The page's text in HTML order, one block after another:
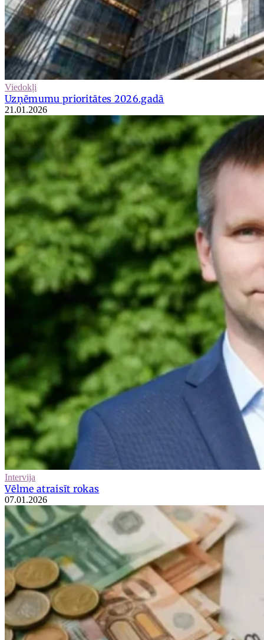
Viedokļi
Uzņēmumu prioritātes 2026.gadā
21.01.2026
Intervija
Vēlme atraisīt rokas
07.01.2026